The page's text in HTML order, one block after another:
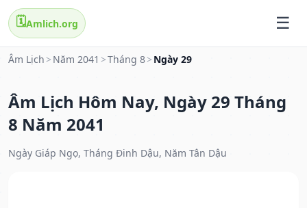
🗓️Amlich.org
Âm Lịch > Năm 2041 >Tháng 8> Ngày 29
Âm Lịch Hôm Nay, Ngày 29 Tháng
8 Năm 2041
Ngày Giáp Ngọ, Tháng Đinh Dậu, Năm Tân Dậu